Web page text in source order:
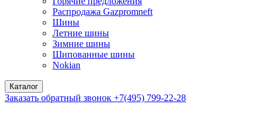
Распродажа Gazpromneft
Шины
Летние шины
Зимние шины
Шипованные шины
Nokian
Каталог
Заказать обратный звонок +7(495) 799-22-28